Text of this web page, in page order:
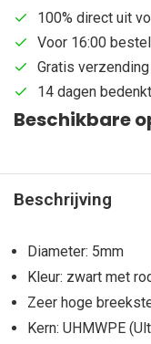
100% direct uit
Voor 16:00
Gratis verzending
14 dagen
Beschikbare
Beschrijving
Diameter: 5mm
Kleur: zwart met
Zeer hoge
Kern: UHMWPE